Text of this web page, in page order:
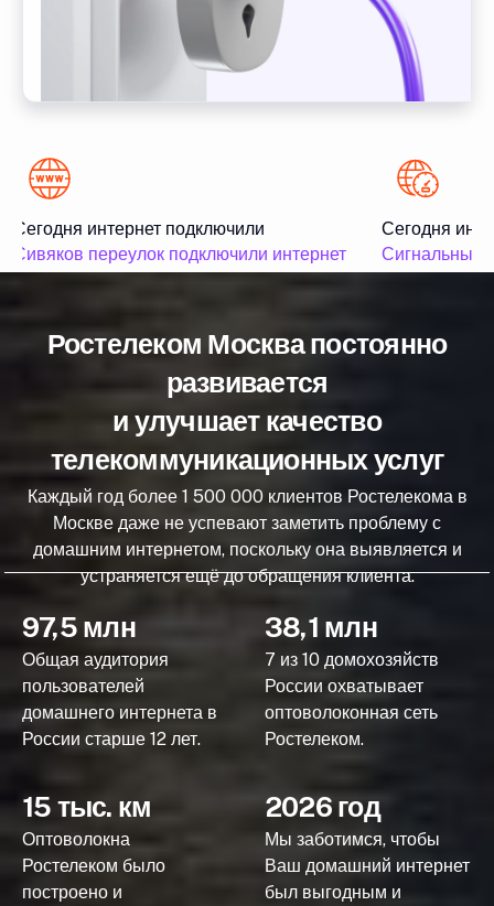
Сегодня интернет подключили
Сивяков переулок подключили интернет
Сегодня
Сигнальный
Ростелеком Москва постоянно
развивается
и улучшает качество
телекоммуникационных услуг
Каждый год более 1 500 000 клиентов Ростелекома в
Москве даже не успевают заметить проблему с
домашним интернетом, поскольку она выявляется и
устраняется ещё до обращения клиента.
97,5 млн
Общая аудитория
пользователей
домашнего интернета в
России старше 12 лет.
38,1 млн
7 из 10 домохозяйств
России охватывает
оптоволоконная сеть
Ростелеком.
15 тыс. км
Оптоволокна
Ростелеком было
построено и
2026 год
Мы заботимся, чтобы
Ваш домашний интернет
был выгодным и